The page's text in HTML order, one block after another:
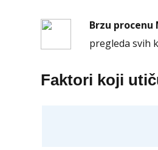
Brzu procenu
pregleda svih
Faktori koji